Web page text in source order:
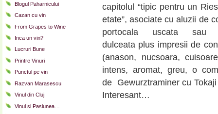
Blogul Paharnicului
Cazan cu vin
From Grapes to Wine
Inca un vin?
Lucruri Bune
Printre Vinuri
Punctul pe vin
Razvan Marasescu
Vinul din Cluj
Vinul si Pasiunea…
capitolul “tipic pentru un
etate”, asociate cu aluzii de
portocala uscata sau
dulceata plus impresii de
(anason, nucsoara,
intens, aromat, greu, o
de Gewurztraminer cu
Interesant…